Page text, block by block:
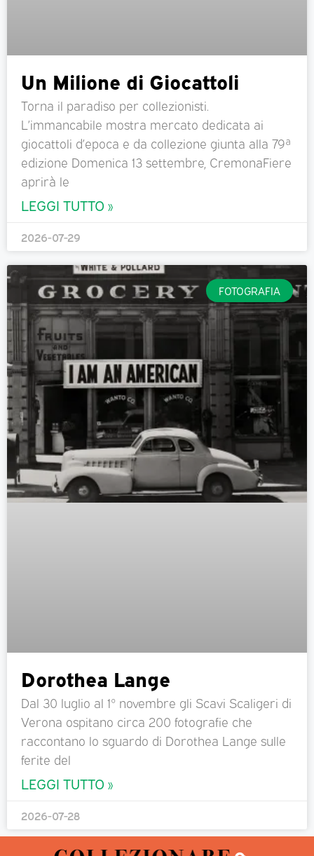
Un Milione di Giocattoli
Torna il paradiso per collezionisti.
L’immancabile mostra mercato dedicata ai
giocattoli d’epoca e da collezione giunta alla 79ª
edizione Domenica 13 settembre, CremonaFiere
aprirà le
LEGGI TUTTO »
2026-07-29
FOTOGRAFIA
Dorothea Lange
Dal 30 luglio al 1° novembre gli Scavi Scaligeri di
Verona ospitano circa 200 fotografie che
raccontano lo sguardo di Dorothea Lange sulle
ferite del
LEGGI TUTTO »
2026-07-28